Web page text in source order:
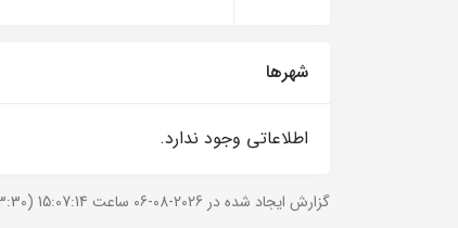
شهرها
اطلاعاتی وجود ندارد.
گزارش ایجاد شده در 2026-08-06 ساعت 15:07:14 (UTC +03:30).